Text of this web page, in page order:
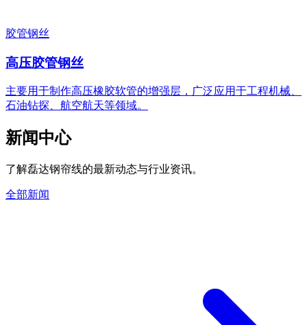
胶管钢丝
高压胶管钢丝
主要用于制作高压橡胶软管的增强层，广泛应用于工程机械、
石油钻探、航空航天等领域。
新闻中心
了解磊达钢帘线的最新动态与行业资讯。
全部新闻